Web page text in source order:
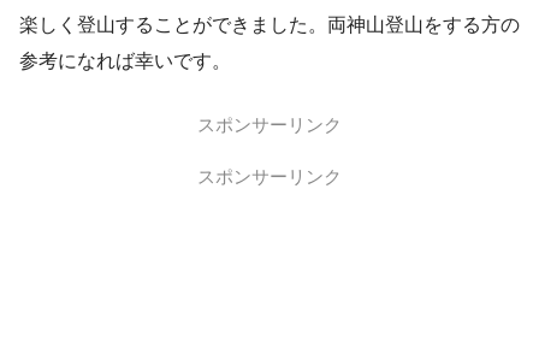
楽しく登山することができました。両神山登山をする方の
参考になれば幸いです。
スポンサーリンク
スポンサーリンク